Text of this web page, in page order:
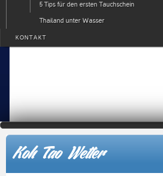
5 Tips für den ersten Tauchschein
Thailand unter Wasser
KONTAKT
Koh Tao Wetter